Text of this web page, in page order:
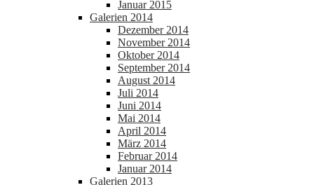
Januar 2015
Galerien 2014
Dezember 2014
November 2014
Oktober 2014
September 2014
August 2014
Juli 2014
Juni 2014
Mai 2014
April 2014
März 2014
Februar 2014
Januar 2014
Galerien 2013